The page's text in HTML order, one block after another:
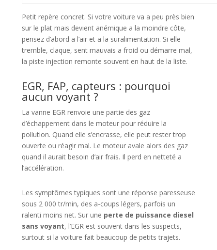
Petit repère concret. Si votre voiture va a peu près bien
sur le plat mais devient anémique a la moindre côte,
pensez d’abord a l’air et a la suralimentation. Si elle
tremble, claque, sent mauvais a froid ou démarre mal,
la piste injection remonte souvent en haut de la liste.
EGR, FAP, capteurs : pourquoi
aucun voyant ?
La vanne EGR renvoie une partie des gaz
d’échappement dans le moteur pour réduire la
pollution. Quand elle s’encrasse, elle peut rester trop
ouverte ou réagir mal. Le moteur avale alors des gaz
quand il aurait besoin d’air frais. Il perd en netteté a
l’accélération.
Les symptômes typiques sont une réponse paresseuse
sous 2 000 tr/min, des a-coups légers, parfois un
ralenti moins net. Sur une perte de puissance diesel
sans voyant, l’EGR est souvent dans les suspects,
surtout si la voiture fait beaucoup de petits trajets.